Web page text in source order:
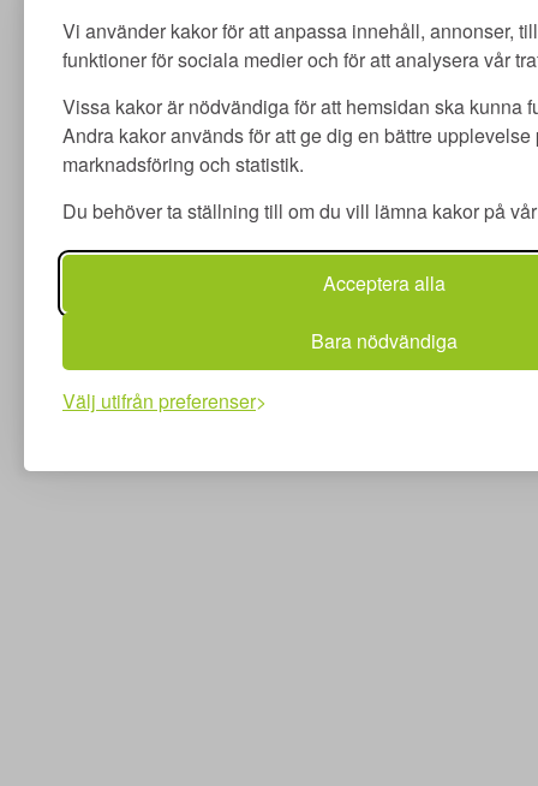
Vi använder kakor för att anpassa innehåll, annonser,
funktioner för sociala medier och för att analysera vår
Vissa kakor är nödvändiga för att hemsidan ska kunna
Andra kakor används för att ge dig en bättre
marknadsföring och statistik.
Du behöver ta ställning till om du vill lämna kakor på
Acceptera alla
Bara nödvändiga
Välj utifrån preferenser